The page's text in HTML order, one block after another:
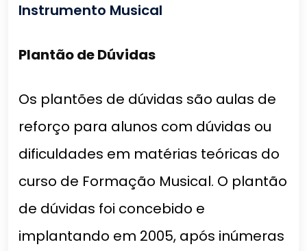
Instrumento Musical
Plantão de Dúvidas
Os plantões de dúvidas são aulas de
reforço para alunos com dúvidas ou
dificuldades em matérias teóricas do
curso de Formação Musical. O plantão
de dúvidas foi concebido e
implantando em 2005, após inúmeras